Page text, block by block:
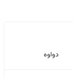
دواوە